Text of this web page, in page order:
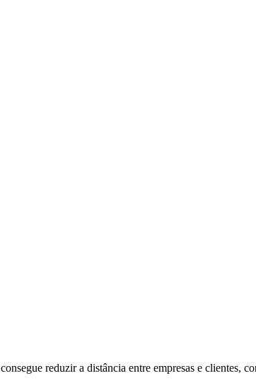
consegue reduzir a distância entre empresas e clientes,